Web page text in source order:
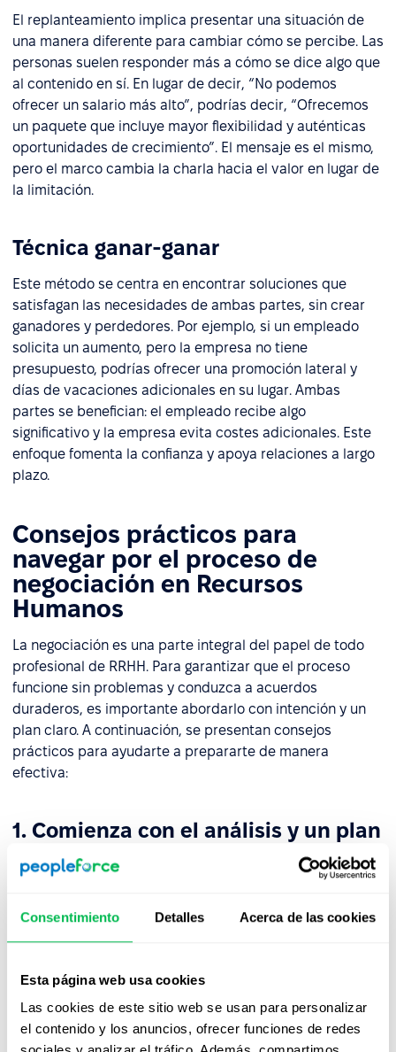
Consentimiento Detalles Acerca de las cookies
Esta página web usa cookies
Las cookies de este sitio web se usan para personalizar
el contenido y los anuncios, ofrecer funciones de redes
El replanteamiento implica presentar una situación de
una manera diferente para cambiar cómo se percibe. Las
personas suelen responder más a cómo se dice algo que
al contenido en sí. En lugar de decir, “No podemos
ofrecer un salario más alto”, podrías decir, “Ofrecemos
un paquete que incluye mayor flexibilidad y auténticas
oportunidades de crecimiento”. El mensaje es el mismo,
pero el marco cambia la charla hacia el valor en lugar de
la limitación.
Técnica ganar-ganar
Este método se centra en encontrar soluciones que
satisfagan las necesidades de ambas partes, sin crear
ganadores y perdedores. Por ejemplo, si un empleado
solicita un aumento, pero la empresa no tiene
presupuesto, podrías ofrecer una promoción lateral y
días de vacaciones adicionales en su lugar. Ambas
partes se benefician: el empleado recibe algo
significativo y la empresa evita costes adicionales. Este
enfoque fomenta la confianza y apoya relaciones a largo
plazo.
Consejos prácticos para
navegar por el proceso de
negociación en Recursos
Humanos
La negociación es una parte integral del papel de todo
profesional de RRHH. Para garantizar que el proceso
funcione sin problemas y conduzca a acuerdos
duraderos, es importante abordarlo con intención y un
plan claro. A continuación, se presentan consejos
prácticos para ayudarte a prepararte de manera
efectiva:
1. Comienza con el análisis y un plan
de acción claro
parte – por ejemplo, la historia laboral de un
recursos humanos comoPeopleForce
acceder rápidamente a los perfiles de candidatos o
empleados, revisar notas del equipo, consultar el
historial de ofertas y volver a revisar los términos